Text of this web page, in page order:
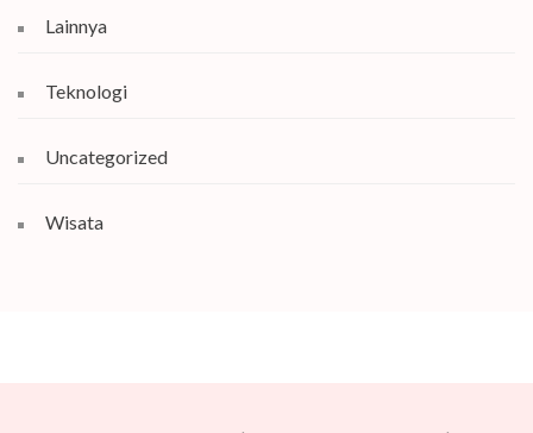
Lainnya
Teknologi
Uncategorized
Wisata